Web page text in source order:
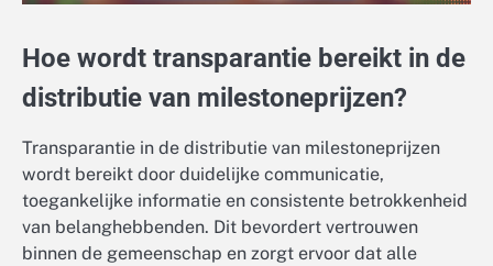
Hoe wordt transparantie bereikt in de
distributie van milestoneprijzen?
Transparantie in de distributie van milestoneprijzen
wordt bereikt door duidelijke communicatie,
toegankelijke informatie en consistente betrokkenheid
van belanghebbenden. Dit bevordert vertrouwen
binnen de gemeenschap en zorgt ervoor dat alle